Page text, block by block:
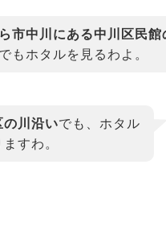
市中川にある中川区民館
でもホタルを見るわよ。
の川沿いでも、ホタル
すわ。